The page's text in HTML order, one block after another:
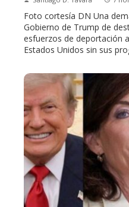
Foto cortesía DN Una
Gobierno de Trump de
esfuerzos de deportación
Estados Unidos sin sus